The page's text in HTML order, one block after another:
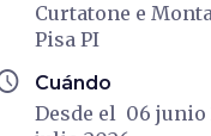
Curtatone e
Pisa PI
Cuándo
Desde el 06 junio